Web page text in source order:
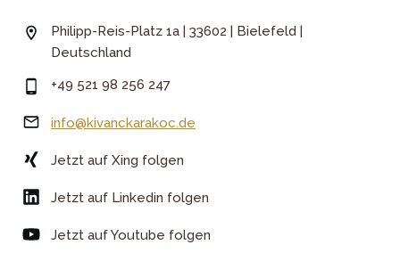
Philipp-Reis-Platz 1a | 33602 | Bielefeld |
Deutschland
+49 521 98 256 247
info@kivanckarakoc.de
Jetzt auf Xing folgen
Jetzt auf Linkedin folgen
Jetzt auf Youtube folgen